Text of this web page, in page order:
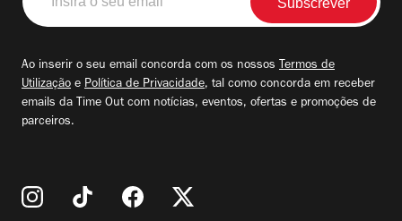
o
seu
Ao inserir o seu email concorda com os nossos Termos de
Utilização e Política de Privacidade, tal como concorda em receber
emails da Time Out com notícias, eventos, ofertas e promoções de
parceiros.